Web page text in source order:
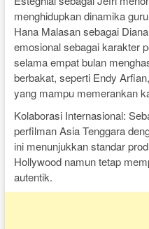
menghidupkan dinamika
Hana Malasan sebagai
emosional sebagai karakter
selama empat bulan
berbakat, seperti Endy
yang mampu memerankan
Kolaborasi Internasional:
perfilman Asia Tenggara
ini menunjukkan standar
Hollywood namun tetap
autentik.